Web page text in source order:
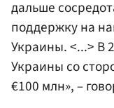
дальше
поддержку на
Украины. <...> В
Украины со
€100 млн», –